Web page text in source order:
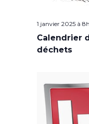
1 janvier 2025 à
Calendrier
déchets